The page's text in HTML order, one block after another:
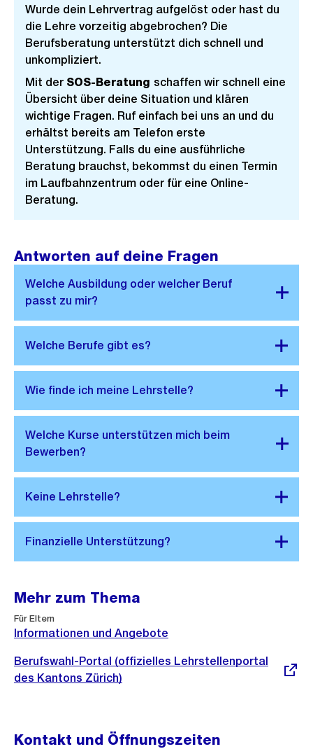
Wurde dein Lehrvertrag aufgelöst oder hast du
die Lehre vorzeitig abgebrochen? Die
Berufsberatung unterstützt dich schnell und
unkompliziert.
Mit der SOS-Beratung schaffen wir schnell eine
Übersicht über deine Situation und klären
wichtige Fragen. Ruf einfach bei uns an und du
erhältst bereits am Telefon erste
Unterstützung. Falls du eine ausführliche
Beratung brauchst, bekommst du einen Termin
im Laufbahnzentrum oder für eine Online-
Beratung.
Antworten auf deine Fragen
Mehr zum Thema
Für Eltern
Informationen und Angebote
Externer
Link:
Berufswahl-Portal (offizielles Lehrstellenportal
des Kantons Zürich)
Kontakt und Öffnungszeiten